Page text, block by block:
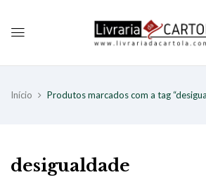
Início Produtos marcados com a tag
desigualdade